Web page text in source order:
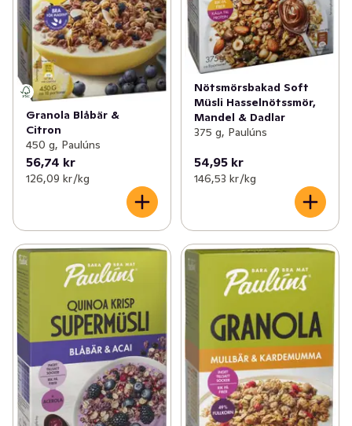
tomma kalorier och annat du inte behöver. Så varsågod,
njut av Paulúns Müsli som en del i en välbalanserad kost
och en hälsosam livsstil. Mer information om Paulúns
och recept hittar du på pauluns.se.
Granola Blåbär &
Citron
450 g, Paulúns
56,74 kr
126,09 kr /kg
Nötsmörsbakad Soft
Müsli Hasselnötssmör,
Mandel & Dadlar
375 g, Paulúns
54,95 kr
146,53 kr /kg